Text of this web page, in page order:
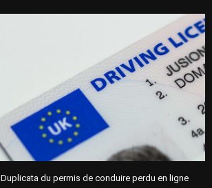
Duplicata du permis de conduire perdu en ligne